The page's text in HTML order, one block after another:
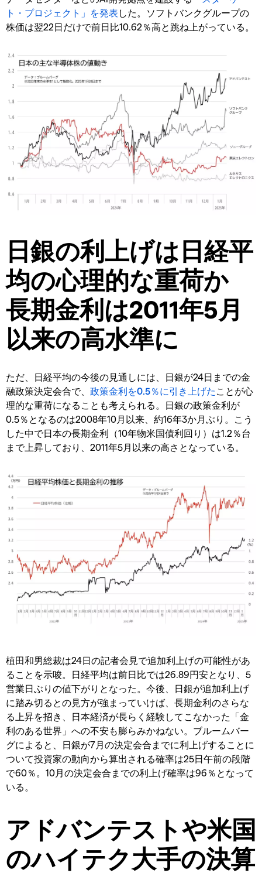
ト・プロジェクト」を発表 した。ソフトバンクグループの
株価は翌22日だけで前日比10.62％高と跳ね上がっている。
日銀の利上げは日経平
均の心理的な重荷か
長期金利は2011年5月
以来の高水準に
ただ、日経平均の今後の見通しには、日銀が24日までの金
融政策決定会合で、 政策金利を0.5％に引き上げた ことが心
理的な重荷になることも考えられる。日銀の政策金利が
0.5％となるのは2008年10月以来、約16年3か月ぶり。こう
した中で日本の長期金利（10年物米国債利回り）は1.2％台
まで上昇しており、2011年5月以来の高さとなっている。
植田和男総裁は24日の記者会見で追加利上げの可能性があ
ることを示唆。日経平均は前日比では26.89円安となり、5
営業日ぶりの値下がりとなった。今後、日銀が追加利上げ
に踏み切るとの見方が強まっていけば、長期金利のさらな
る上昇を招き、日本経済が長らく経験してこなかった「金
利のある世界」への不安も膨らみかねない。ブルームバー
グによると、日銀が7月の決定会合までに利上げすることに
ついて投資家の動向から算出される確率は25日午前の段階
で60％。10月の決定会合までの利上げ確率は96％となって
いる。
アドバンテストや米国
のハイテク大手の決算